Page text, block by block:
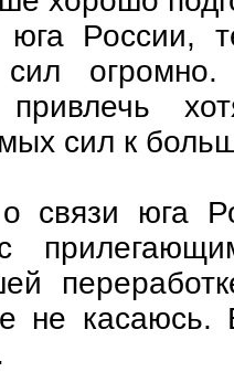
юга России,
сил
привлечь
сил к
связи юга
не касаюсь.